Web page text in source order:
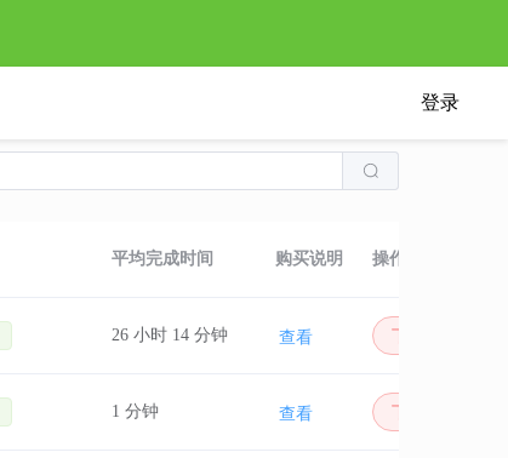
登录
平均完成时间 购买说明 操作
26 小时 14 分钟 查看 下单
1 分钟 查看 下单